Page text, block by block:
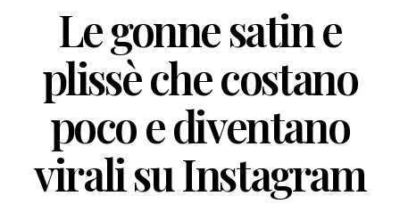
Le gonne satin e
plissè che costano
poco e diventano
virali su Instagram